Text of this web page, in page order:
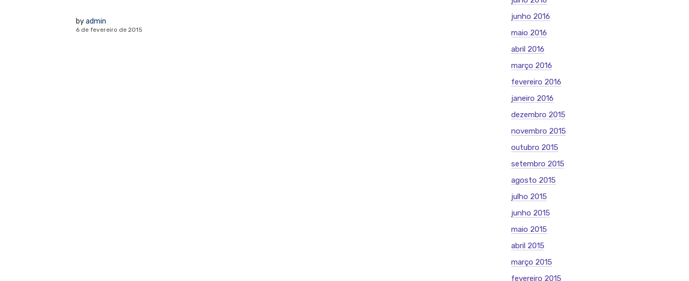
byadmin
6 de fevereiro de 2015
junho 2016
maio 2016
abril 2016
março 2016
fevereiro 2016
janeiro 2016
dezembro 2015
novembro 2015
outubro 2015
setembro 2015
agosto 2015
julho 2015
junho 2015
maio 2015
abril 2015
março 2015
fevereiro 2015